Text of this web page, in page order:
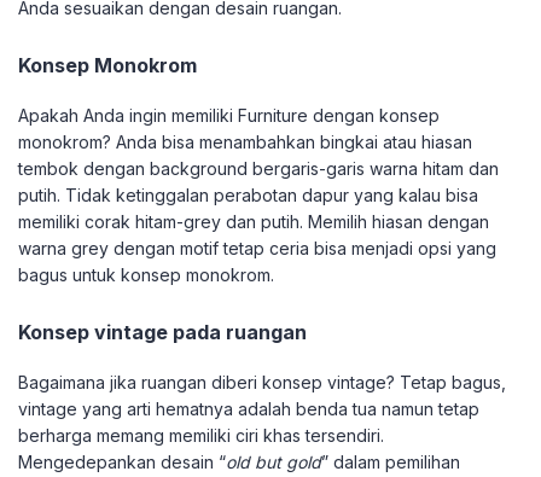
Anda sesuaikan dengan desain ruangan.
Konsep Monokrom
Apakah Anda ingin memiliki Furniture dengan konsep
monokrom? Anda bisa menambahkan bingkai atau hiasan
tembok dengan background bergaris-garis warna hitam dan
putih. Tidak ketinggalan perabotan dapur yang kalau bisa
memiliki corak hitam-grey dan putih. Memilih hiasan dengan
warna grey dengan motif tetap ceria bisa menjadi opsi yang
bagus untuk konsep monokrom.
Konsep vintage pada ruangan
Bagaimana jika ruangan diberi konsep vintage? Tetap bagus,
vintage yang arti hematnya adalah benda tua namun tetap
berharga memang memiliki ciri khas tersendiri.
Mengedepankan desain “old but gold” dalam pemilihan